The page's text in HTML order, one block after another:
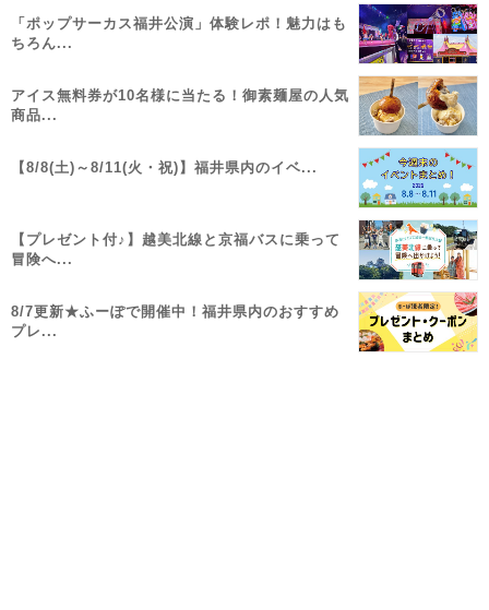
「ポップサーカス福井公演」体験レポ！魅力はも
ちろん...
アイス無料券が10名様に当たる！御素麺屋の人気
商品...
【8/8(土)～8/11(火・祝)】福井県内のイベ...
【プレゼント付♪】越美北線と京福バスに乗って
冒険へ...
8/7更新★ふーぽで開催中！福井県内のおすすめ
プレ...